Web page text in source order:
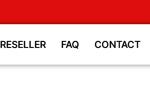
RESELLER FAQ CONTACT
RESELLER FAQ CONTACT